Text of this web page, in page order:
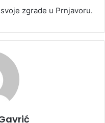
zgrade u Prnjavoru.